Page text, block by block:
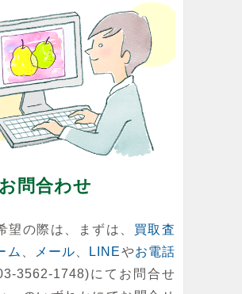
お問合わせ
望の際は、まずは、 買取査
ム
メール LINEやお電話
3562-1748)にてお問合せ